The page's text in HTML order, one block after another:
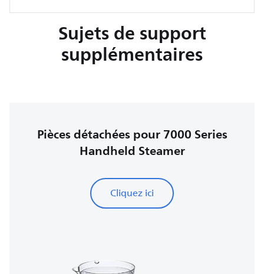
Sujets de support
supplémentaires
Pièces détachées pour 7000 Series
Handheld Steamer
Cliquez ici